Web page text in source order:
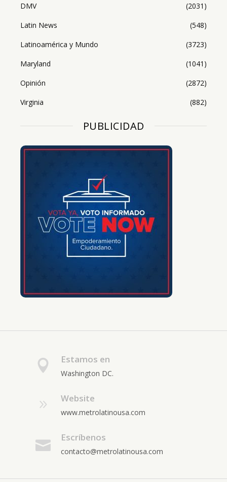
DMV
(2031)
Latin News
(548)
Latinoamérica y Mundo
(3723)
Maryland
(1041)
Opinión
(2872)
Virginia
(882)
PUBLICIDAD
Estamos en
Washington DC.
Website
www.metrolatinousa.com
Escríbenos
contacto@metrolatinousa.com